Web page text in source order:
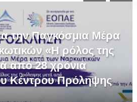
την Παγκόσμια Μέρα
«Η ρόλος της
από 28 χρόνια
Κέντρου Πρόληψης